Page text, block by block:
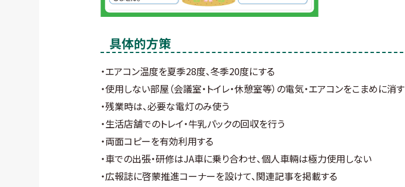
具体的方策
・エアコン温度を夏季28度、冬季20度にする
・使用しない部屋（会議室・トイレ・休憩室等）の電気・エアコンをこまめに消す
・残業時は、必要な電灯のみ使う
・生活店舗でのトレイ・牛乳パックの回収を行う
・両面コピーを有効利用する
・車での出張・研修はJA車に乗り合わせ、個人車輛は極力使用しない
・広報誌に啓蒙推進コーナーを設けて、関連記事を掲載する